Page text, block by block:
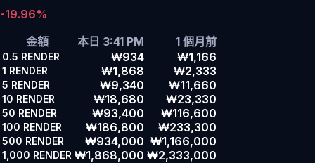
-19.96%
金額
本日 3:41 PM 1 個月前
0.5 RENDER ₩934 ₩1,166
1 RENDER ₩1,868 ₩2,333
5 RENDER ₩9,340 ₩11,660
10 RENDER ₩18,680 ₩23,330
50 RENDER ₩93,400 ₩116,600
100 RENDER ₩186,800 ₩233,300
500 RENDER ₩934,000 ₩1,166,000
1,000 RENDER ₩1,868,000 ₩2,333,000